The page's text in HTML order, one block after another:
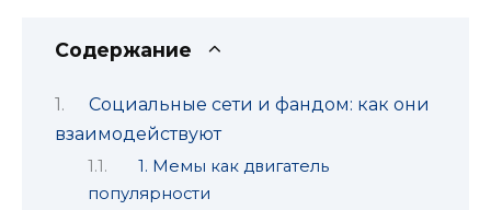
Содержание
Социальные сети и фандом: как они
взаимодействуют
1. Мемы как двигатель
популярности